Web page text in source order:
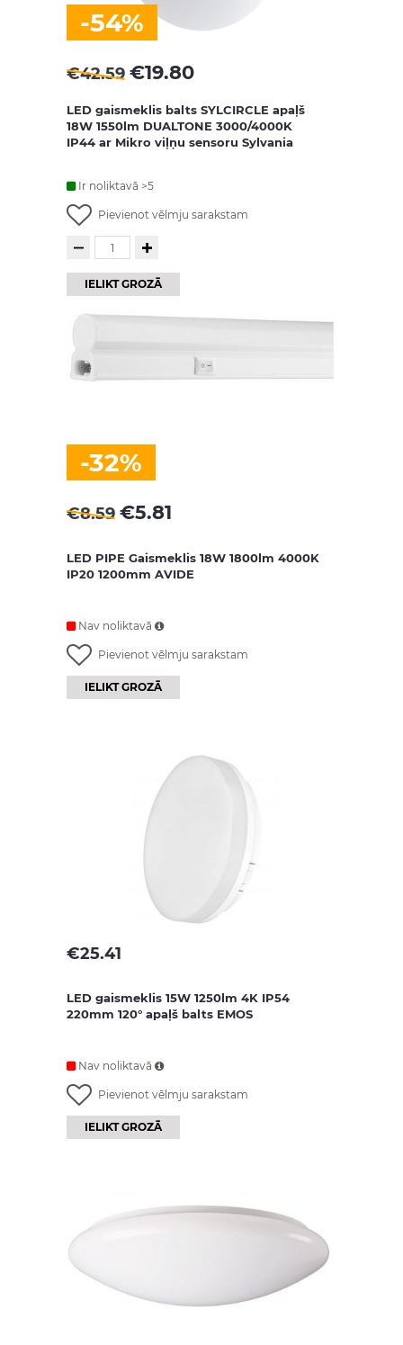
-54%
€42.59 €19.80
LED gaismeklis balts SYLCIRCLE apaļš
18W 1550lm DUALTONE 3000/4000K
IP44 ar Mikro viļņu sensoru Sylvania
Ir noliktavā >5
Pievienot vēlmju sarakstam
IELIKT GROZĀ
-32%
€8.59 €5.81
LED PIPE Gaismeklis 18W 1800lm 4000K
IP20 1200mm AVIDE
Nav noliktavā
Pievienot vēlmju sarakstam
IELIKT GROZĀ
€25.41
LED gaismeklis 15W 1250lm 4K IP54
220mm 120° apaļš balts EMOS
Nav noliktavā
Pievienot vēlmju sarakstam
IELIKT GROZĀ